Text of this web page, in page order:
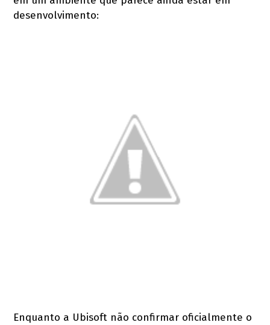
desenvolvimento:
Enquanto a Ubisoft não confirmar oficialmente o